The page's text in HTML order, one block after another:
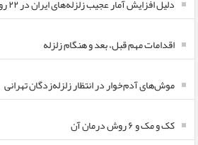
دلیل افزایش آمار عجیب زلزله‌های ایران در ۲۲ روز اخیر
اقدامات مهم قبل، بعد و هنگام زلزله
موش‌های آدم‌خوار در انتظار زلزله‌زدگان تهرانی
کک و مک و ۶ روش درمان آن